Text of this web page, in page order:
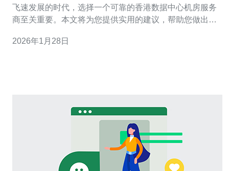
飞速发展的时代，选择一个可靠的香港数据中心机房服务
商至关重要。本文将为您提供实用的建议，帮助您做出明
务商 关注技术支持和服务质量 评估价格与服务的性价比
2026年1月28日